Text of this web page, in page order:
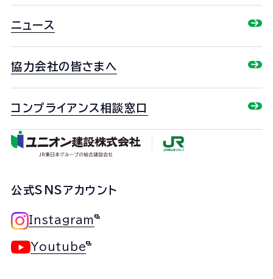
ニュース
協力会社の皆さまへ
コンプライアンス相談窓口
公式SNSアカウント
Instagram
Youtube